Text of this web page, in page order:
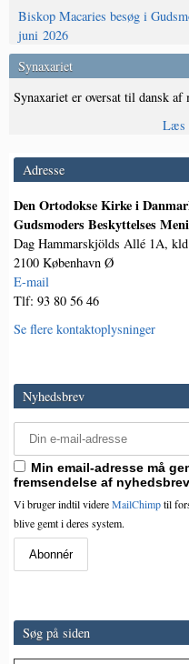
Biskop Macaries besøg i
juni 2026
Synaxariet
Synaxariet er oversat til dansk af
Læs
Adresse
Den Ortodokse Kirke i
Gudsmoders Beskyttelses
Dag Hammarskjölds Allé 1A,
2100 København Ø
E-mail
Tlf: 93 80 56 46
Se flere kontaktoplysninger
Nyhedsbrev
Min email-adresse må
fremsendelse af nyhedsbrev
Vi bruger indtil videreMailChimptil
blive gemt i deres system.
Søg på siden